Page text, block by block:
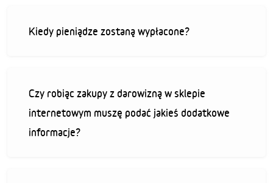
Kiedy pieniądze zostaną wypłacone?
Czy robiąc zakupy z darowizną w sklepie
internetowym muszę podać jakieś dodatkowe
informacje?